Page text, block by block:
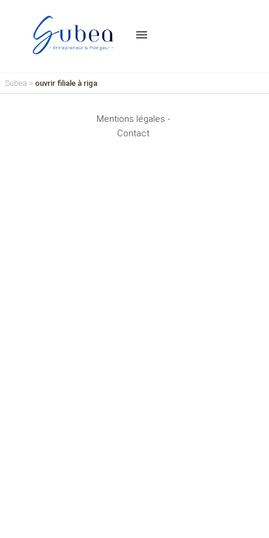
menu
Subea > ouvrir filiale à riga
Mentions légales -
Contact